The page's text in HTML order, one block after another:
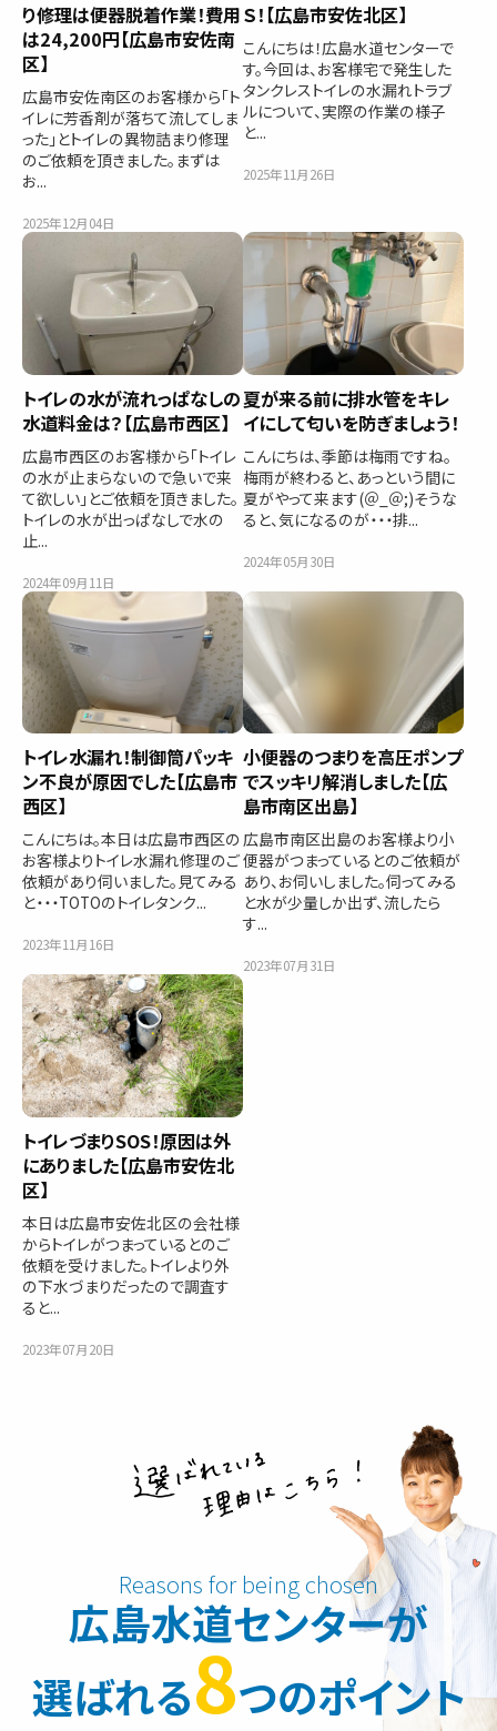
り修理は便器脱着作業！費用
は24,200円【広島市安佐南
区】
広島市安佐南区のお客様から「ト
イレに芳香剤が落ちて流してしま
った」とトイレの異物詰まり修理
のご依頼を頂きました。まずは
お...
2025年12月04日
Ｓ！【広島市安佐北区】
こんにちは！広島水道センターで
す。今回は、お客様宅で発生した
タンクレストイレの水漏れトラブ
ルについて、実際の作業の様子
と...
2025年11月26日
トイレの水が流れっぱなしの
水道料金は？【広島市西区】
広島市西区のお客様から「トイレ
の水が止まらないので急いで来
て欲しい」とご依頼を頂きました。
トイレの水が出っぱなしで水の
止...
2024年09月11日
夏が来る前に排水管をキレ
イにして匂いを防ぎましょう！
こんにちは、季節は梅雨ですね。
梅雨が終わると、あっという間に
夏がやって来ます(＠_＠;)そうな
ると、気になるのが・・・排...
2024年05月30日
トイレ水漏れ！制御筒パッキ
ン不良が原因でした【広島市
西区】
こんにちは。本日は広島市西区の
お客様よりトイレ水漏れ修理のご
依頼があり伺いました。見てみる
と・・・TOTOのトイレタンク...
2023年11月16日
小便器のつまりを高圧ポンプ
でスッキリ解消しました【広
島市南区出島】
広島市南区出島のお客様より小
便器がつまっているとのご依頼が
あり、お伺いしました。伺ってみる
と水が少量しか出ず、流したら
す...
2023年07月31日
トイレづまりSOS！原因は外
にありました【広島市安佐北
区】
本日は広島市安佐北区の会社様
からトイレがつまっているとのご
依頼を受けました。トイレより外
の下水づまりだったので調査す
ると...
2023年07月20日
広島水道センターが
選ばれる8つのポイント